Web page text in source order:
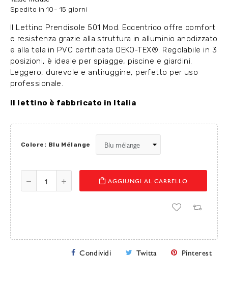
Spedito in 10- 15 giorni
Il Lettino Prendisole 501 Mod. Eccentrico offre comfort
e resistenza grazie alla struttura in alluminio anodizzato
e alla tela in PVC certificata OEKO-TEX®. Regolabile in 3
posizioni, è ideale per spiagge, piscine e giardini.
Leggero, durevole e antiruggine, perfetto per uso
professionale.
Il lettino è fabbricato in Italia
Colore: Blu Mélange
AGGIUNGI AL CARRELLO
Condividi Twitta Pinterest